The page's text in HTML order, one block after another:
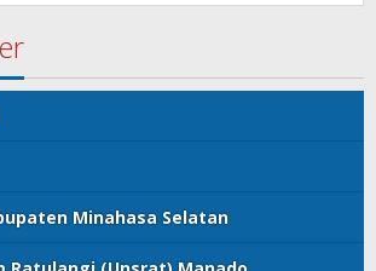
Minahasa Selatan